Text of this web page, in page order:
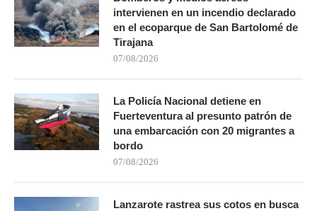
intervienen en un incendio declarado
en el ecoparque de San Bartolomé de
Tirajana
07/08/2026
La Policía Nacional detiene en
Fuerteventura al presunto patrón de
una embarcación con 20 migrantes a
bordo
07/08/2026
Lanzarote rastrea sus cotos en busca